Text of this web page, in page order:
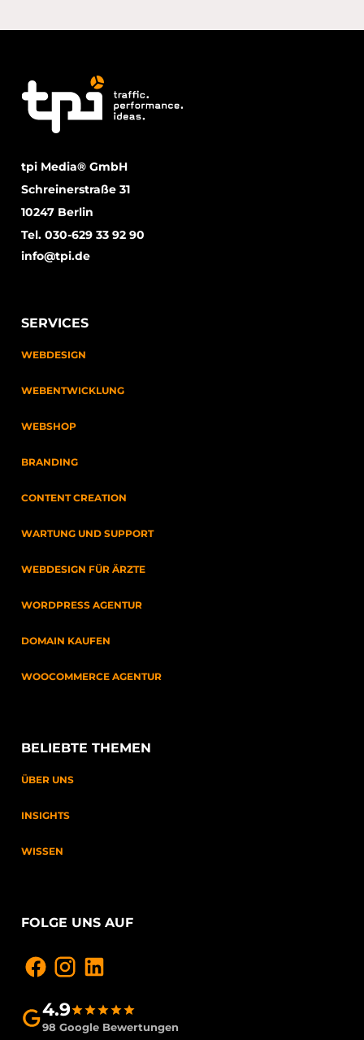
tpi Media® GmbH
Schreinerstraße 31
10247 Berlin
Tel. 030-629 33 92 90
info@tpi.de
SERVICES
WEBDESIGN
WEBENTWICKLUNG
WEBSHOP
BRANDING
CONTENT CREATION
WARTUNG UND SUPPORT
WEBDESIGN FÜR ÄRZTE
WORDPRESS AGENTUR
DOMAIN KAUFEN
WOOCOMMERCE AGENTUR
BELIEBTE THEMEN
ÜBER UNS
INSIGHTS
WISSEN
FOLGE UNS AUF
4.9
98 Google Bewertungen